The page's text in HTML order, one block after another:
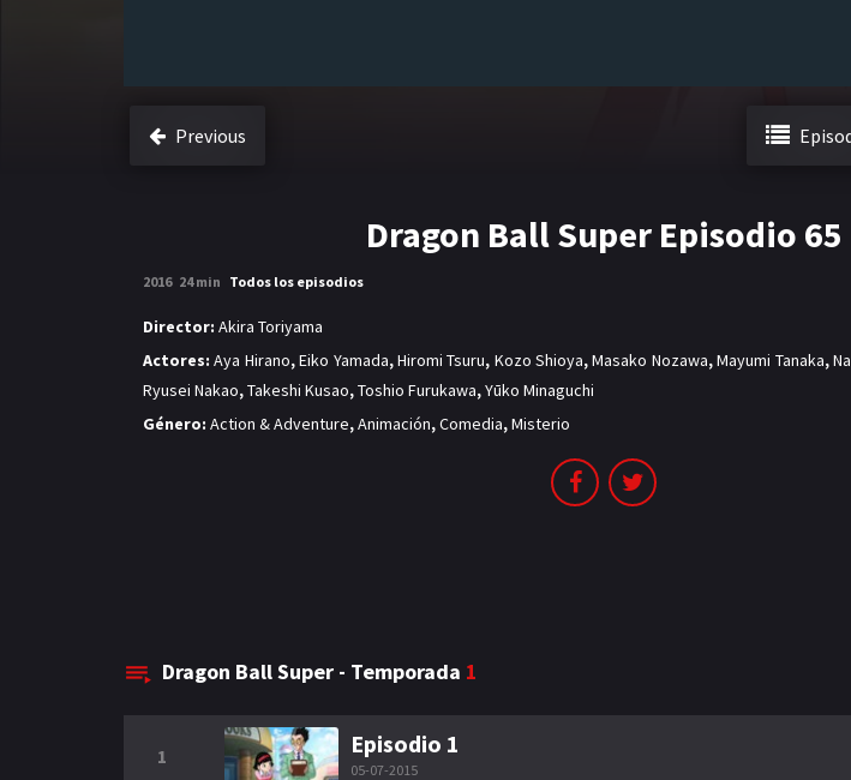
Previous
Dragon Ball Super Episodio 65
2016 24 min Todos los episodios
Director: Akira Toriyama
Actores: Aya Hirano,Eiko Yamada,Hiromi Tsuru, Kozo Shioya,Masako Nozawa,Mayumi Tanaka,
Ryusei Nakao,Takeshi Kusao,Toshio Furukawa,Yūko Minaguchi
Género: Action & Adventure,Animación,Comedia,Misterio
Dragon Ball Super - Temporada 1
1 Episodio 1
05-07-2015